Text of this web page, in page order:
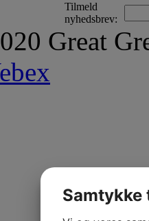
Tilmeld
nyhedsbrev:
Great